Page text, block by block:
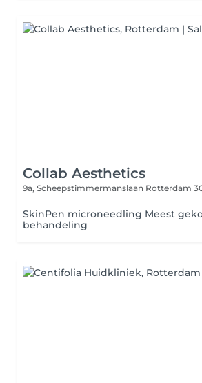
Collab Aesthetics
9a, Scheepstimmermanslaan Rotterdam
SkinPen microneedling Meest
behandeling